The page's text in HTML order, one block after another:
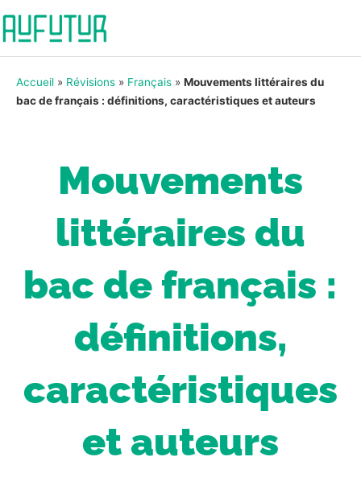
Accueil » Révisions » Français » Mouvements littéraires du
bac de français : définitions, caractéristiques et auteurs
Mouvements
littéraires du
bac de français :
définitions,
caractéristiques
et auteurs